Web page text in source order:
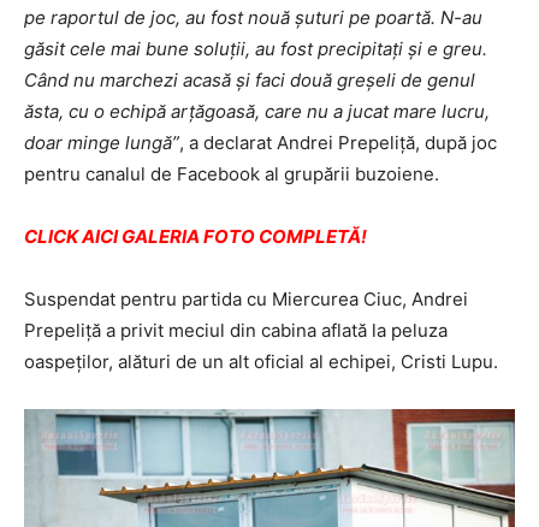
pe raportul de joc, au fost nouă șuturi pe poartă. N-au
găsit cele mai bune soluții, au fost precipitați și e greu.
Când nu marchezi acasă și faci două greșeli de genul
ăsta, cu o echipă arțăgoasă, care nu a jucat mare lucru,
doar minge lungă”, a declarat Andrei Prepeliţă, după joc
pentru canalul de Facebook al grupării buzoiene.
CLICK AICI GALERIA FOTO COMPLETĂ!
Suspendat pentru partida cu Miercurea Ciuc, Andrei
Prepeliţă a privit meciul din cabina aflată la peluza
oaspeţilor, alături de un alt oficial al echipei, Cristi Lupu.